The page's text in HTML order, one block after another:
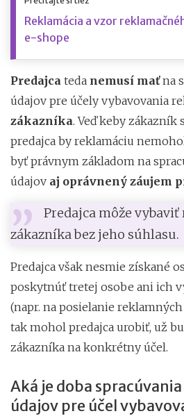
Reklamácia a vzor
e-shope
Predajca teda nemusí maťna
údajov pre účely vybavovania
zákazníka. Veď keby zákazník
predajca by reklamáciu
byť právnym základom na
údajov aj oprávnený záujem
Predajca môže
zákazníka bez jeho súhlasu.
Predajca však nesmie získané
poskytnúť tretej osobe ani ich
(napr. na posielanie
tak mohol predajca urobiť, už
zákazníka na konkrétny účel.
Aká je doba
údajov pre účel